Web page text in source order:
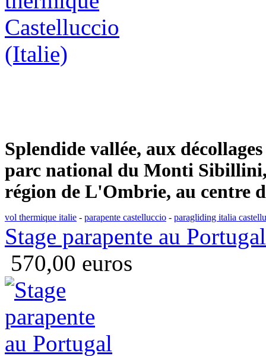
Splendide vallée, aux
parc national du Monti
région de L'Ombrie, au centre
vol thermique italie - parapente castelluccio - paragliding italia
Stage parapente au Portugal
570,00 euros